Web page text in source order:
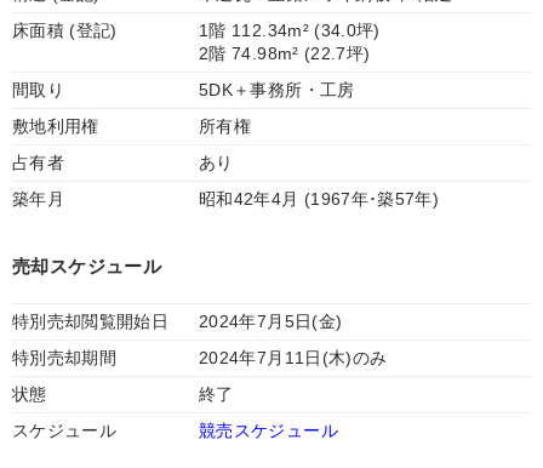
床面積 (登記)
1階 112.34m² (34.0坪)
2階 74.98m² (22.7坪)
間取り
5DK＋事務所・工房
敷地利用権
所有権
占有者
あり
築年月
昭和42年4月 (1967年･築57年)
売却スケジュール
特別売却閲覧開始日
2024年7月5日(金)
特別売却期間
2024年7月11日(木)のみ
状態
終了
スケジュール
競売スケジュール